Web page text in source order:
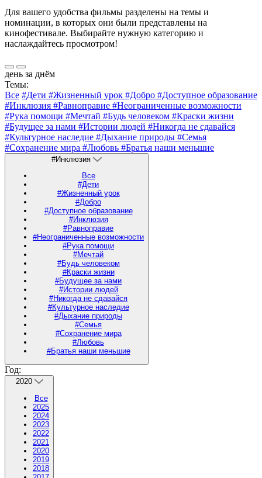
Для вашего удобства фильмы разделены на темы и
номинации, в которых они были представлены на
кинофестивале. Выбирайте нужную категорию и
наслаждайтесь просмотром!
день за днём
Темы:
Все #Дети #Жизненный урок #Добро #Доступное образование
#Инклюзия #Равноправие #Неограниченные возможности
#Рука помощи #Мечтай #Будь человеком #Краски жизни
#Будущее за нами #Истории людей #Никогда не сдавайся
#Культурное наследие #Дыхание природы #Семья
#Сохранение мира #Любовь #Братья наши меньшие
#Инклюзия
Все
#Дети
#Жизненный урок
#Добро
#Доступное образование
#Инклюзия
#Равноправие
#Неограниченные возможности
#Рука помощи
#Мечтай
#Будь человеком
#Краски жизни
#Будущее за нами
#Истории людей
#Никогда не сдавайся
#Культурное наследие
#Дыхание природы
#Семья
#Сохранение мира
#Любовь
#Братья наши меньшие
Год:
2020
Все
2025
2024
2023
2022
2021
2020
2019
2018